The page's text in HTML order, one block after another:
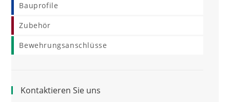
Bauprofile
Zubehör
Bewehrungsanschlüsse
Kontaktieren Sie uns